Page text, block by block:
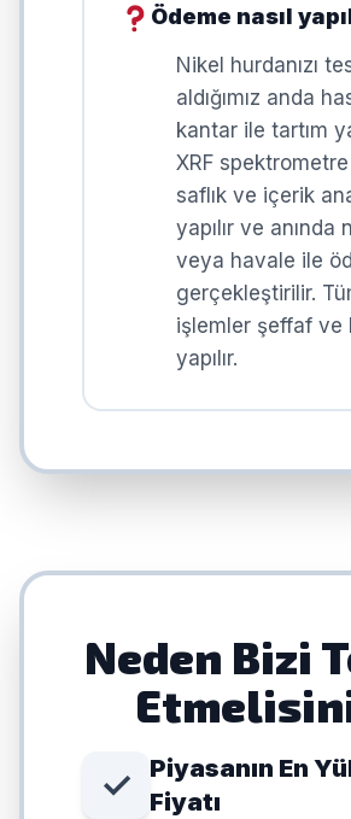
Ödeme nasıl
Nikel hurdanızı
aldığımız anda
kantar ile tartım
XRF
saflık ve içerik
yapılır ve anında
veya havale ile
gerçekleştirilir.
işlemler şeffaf ve
yapılır.
Neden Bizi
✓
Piyasanın En
Fiyatı